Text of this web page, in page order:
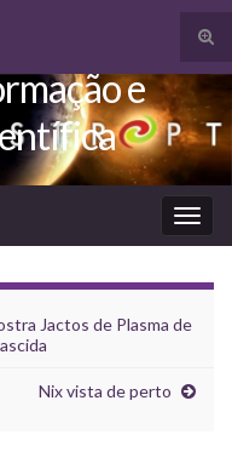
e
Jactos de Plasma de
Nix vista de perto